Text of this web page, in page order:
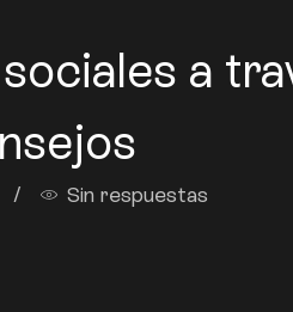
a
/ Sin respuestas